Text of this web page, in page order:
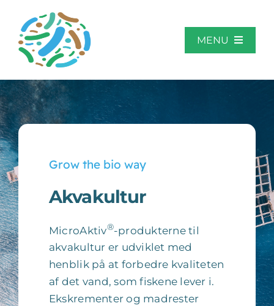
content
MENU
Hjem
Om MicroAktiv
Anvendelsesområder
Casestudier
Kontakt
Grow the bio way
Akvakultur
MicroAktiv®-produkterne til
akvakultur er udviklet med
henblik på at forbedre kvaliteten
af det vand, som fiskene lever i.
Ekskrementer og madrester